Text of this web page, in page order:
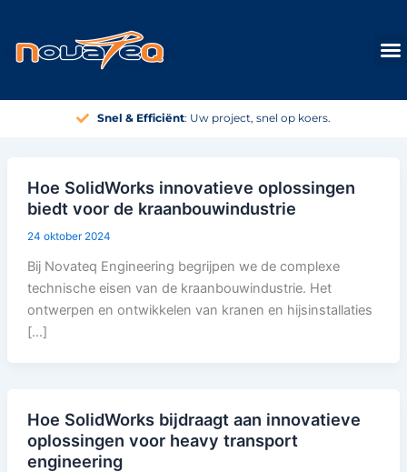
Snel & Efficiënt: Uw project, snel op koers.
Hoe SolidWorks innovatieve oplossingen
biedt voor de kraanbouwindustrie
24 oktober 2024
Bij Novateq Engineering begrijpen we de complexe
technische eisen van de kraanbouwindustrie. Het
ontwerpen en ontwikkelen van kranen en hijsinstallaties
[…]
Hoe SolidWorks bijdraagt aan innovatieve
oplossingen voor heavy transport
engineering